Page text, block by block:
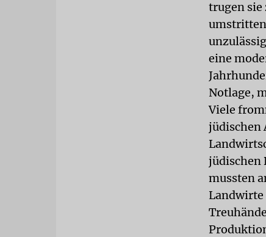
trugen sie
eine
Notlage,
Viele
jüdischen
jüdischen
mussten
Landwirte